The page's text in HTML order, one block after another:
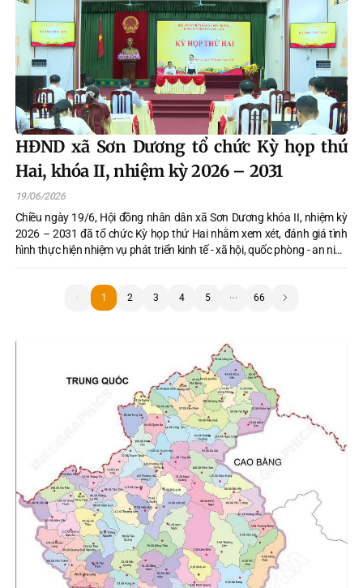
đối với dự thảo Đề án.
HĐND xã Sơn Dương tổ chức Kỳ họp thứ
Hai, khóa II, nhiệm kỳ 2026 – 2031
19/06/2026
Chiều ngày 19/6, Hội đồng nhân dân xã Sơn Dương khóa II, nhiệm kỳ
2026 – 2031 đã tổ chức Kỳ họp thứ Hai nhằm xem xét, đánh giá tình
hình thực hiện nhiệm vụ phát triển kinh tế - xã hội, quốc phòng - an ninh
6 tháng đầu năm 2026 và quyết định nhiều nội dung quan trọng thuộc
thẩm quyền. Đồng chí Nguyễn Thị Thanh Huyền, Ủy viên Ban Chấp
hành Đảng bộ tỉnh, Bí thư Đảng ủy, Chủ tịch HĐND xã và đồng chí Đỗ
Xuân Thực, Ủy viên Ban Thường vụ Đảng ủy, Phó Chủ tịch HĐND xã
11 2 3 4 5 66